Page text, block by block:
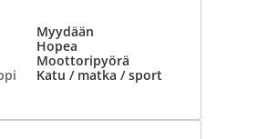
Myydään
Hopea
Moottoripyörä
Katu / matka / sport